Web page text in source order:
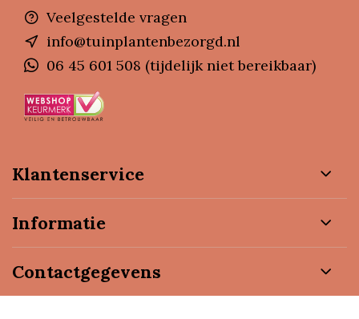
Veelgestelde vragen
info@tuinplantenbezorgd.nl
06 45 601 508 (tijdelijk niet bereikbaar)
Klantenservice
Informatie
Contactgegevens